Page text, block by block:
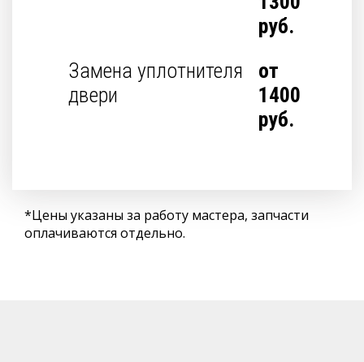
руб.
Замена уплотнителя
двери
от
1400
руб.
*Цены указаны за работу мастера, запчасти
оплачиваются отдельно.